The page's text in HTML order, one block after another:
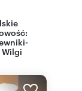
Wilgi